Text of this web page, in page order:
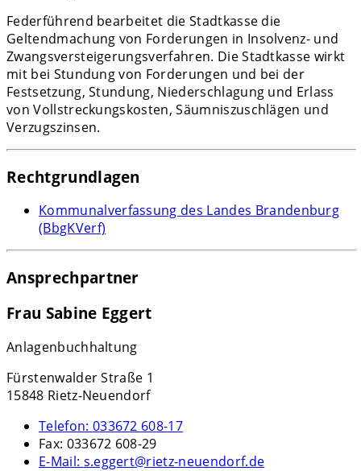
Federführend bearbeitet die Stadtkasse die
Geltendmachung von Forderungen in Insolvenz- und
Zwangsversteigerungsverfahren. Die Stadtkasse wirkt
mit bei Stundung von Forderungen und bei der
Festsetzung, Stundung, Niederschlagung und Erlass
von Vollstreckungskosten, Säumniszuschlägen und
Verzugszinsen.
Rechtgrundlagen
Kommunalverfassung des Landes Brandenburg
(BbgKVerf)
Ansprechpartner
Frau Sabine Eggert
Anlagenbuchhaltung
Fürstenwalder Straße 1
15848 Rietz-Neuendorf
Telefon: 033672 608-17
Fax: 033672 608-29
E-Mail: s.eggert@rietz-neuendorf.de